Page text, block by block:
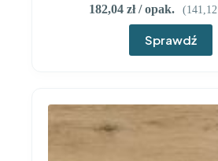
182,04 zł/ opak. (141,12
Sprawdź